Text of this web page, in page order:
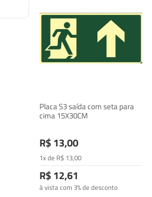
Placa S3 saída com seta para
cima 15X30CM
R$ 13,00
1x de R$ 13,00
R$ 12,61
à vista com 3% de desconto